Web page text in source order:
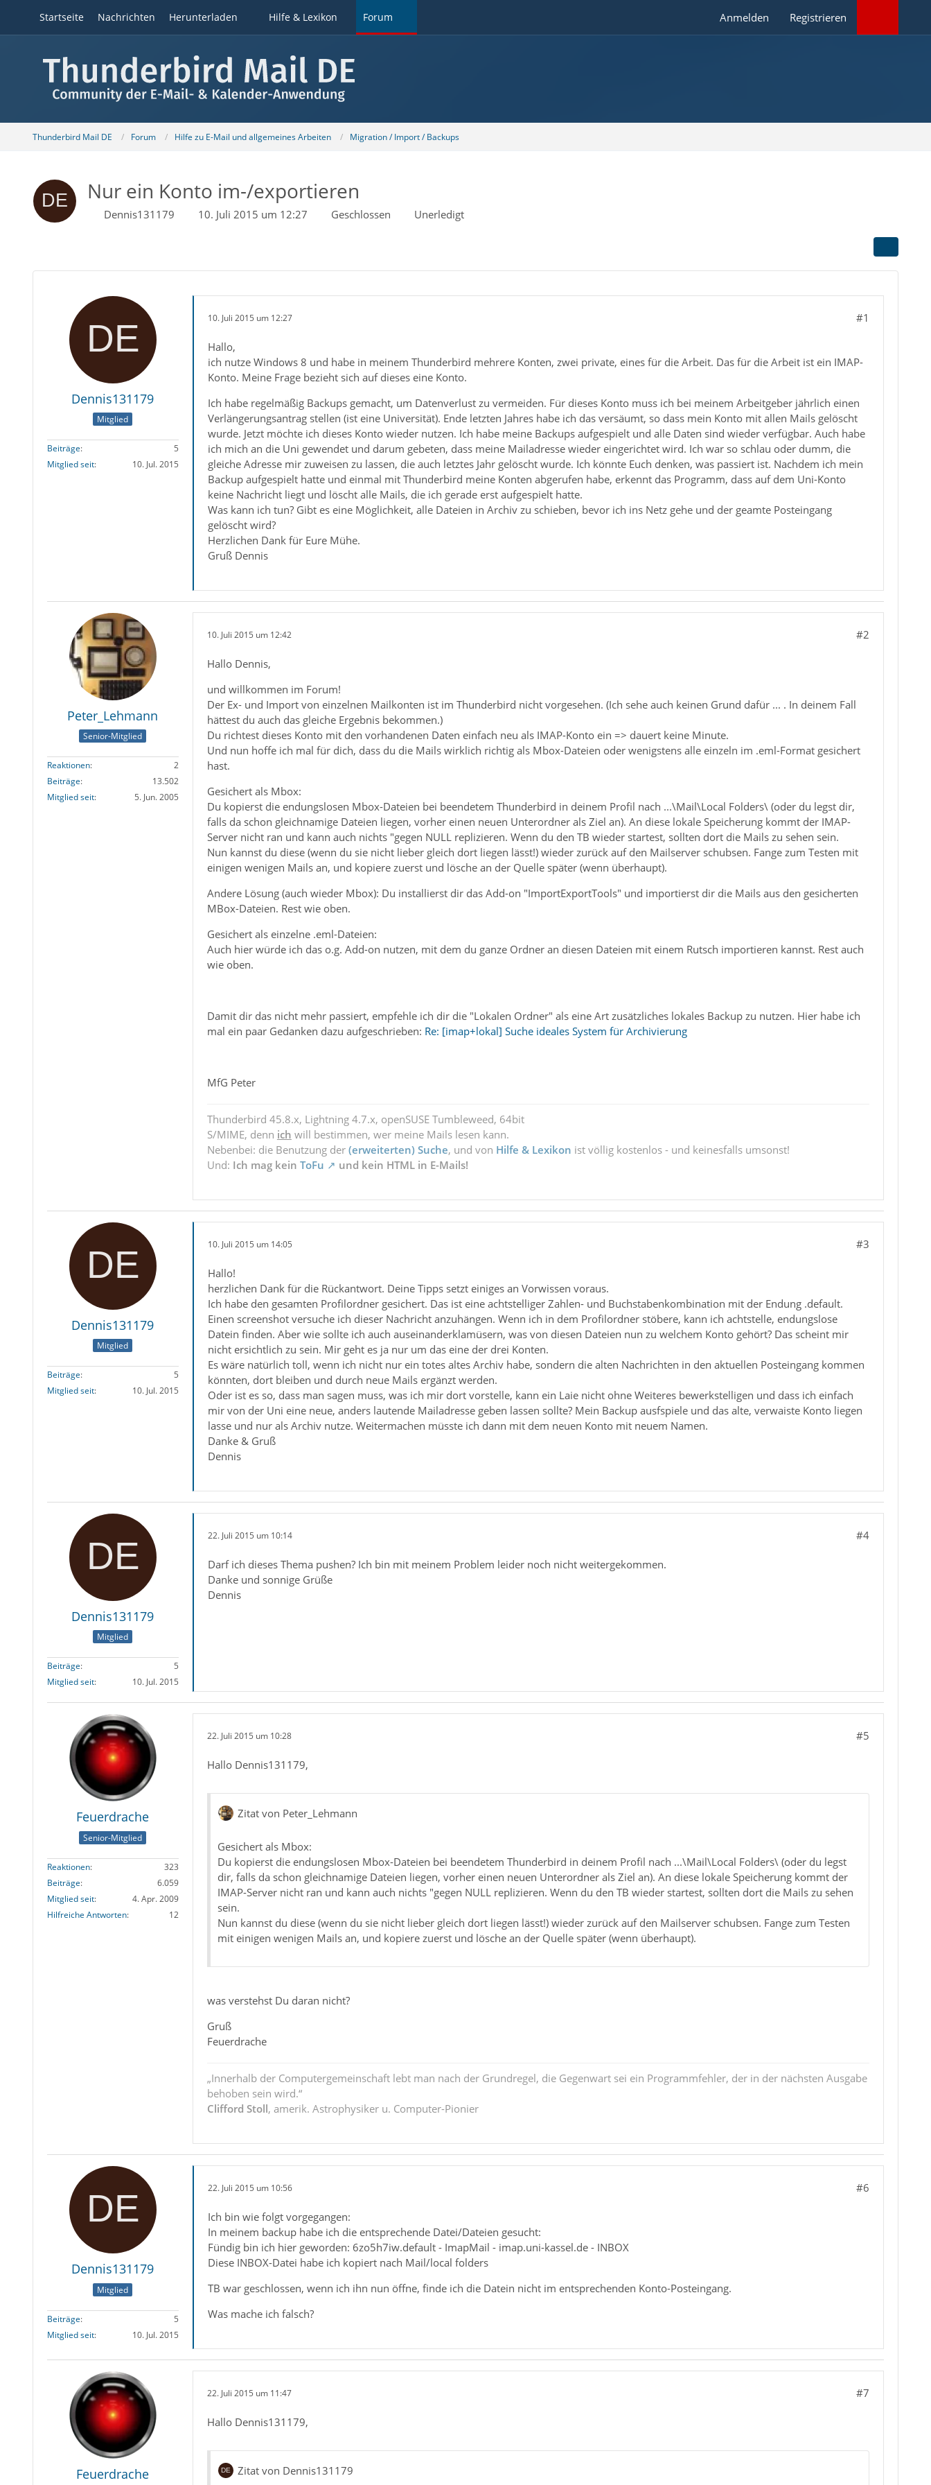
Startseite Nachrichten Herunterladen Hilfe & Lexikon Forum Anmelden Registrieren
Thunderbird Mail DE Forum Hilfe zu E-Mail und allgemeines Arbeiten Migration / Import / Backups
Nur ein Konto im-/exportieren
Dennis131179 10. Juli 2015 um 12:27 Geschlossen Unerledigt
Dennis131179
Mitglied
Beiträge
5
Mitglied seit
10. Jul. 2015
10. Juli 2015 um 12:27 #1
Hallo,
ich nutze Windows 8 und habe in meinem Thunderbird mehrere Konten, zwei private, eines für die Arbeit. Das für die Arbeit ist ein IMAP-
Konto. Meine Frage bezieht sich auf dieses eine Konto.
Ich habe regelmäßig Backups gemacht, um Datenverlust zu vermeiden. Für dieses Konto muss ich bei meinem Arbeitgeber jährlich einen
Verlängerungsantrag stellen (ist eine Universität). Ende letzten Jahres habe ich das versäumt, so dass mein Konto mit allen Mails gelöscht
wurde. Jetzt möchte ich dieses Konto wieder nutzen. Ich habe meine Backups aufgespielt und alle Daten sind wieder verfügbar. Auch habe
ich mich an die Uni gewendet und darum gebeten, dass meine Mailadresse wieder eingerichtet wird. Ich war so schlau oder dumm, die
gleiche Adresse mir zuweisen zu lassen, die auch letztes Jahr gelöscht wurde. Ich könnte Euch denken, was passiert ist. Nachdem ich mein
Backup aufgespielt hatte und einmal mit Thunderbird meine Konten abgerufen habe, erkennt das Programm, dass auf dem Uni-Konto
keine Nachricht liegt und löscht alle Mails, die ich gerade erst aufgespielt hatte.
Was kann ich tun? Gibt es eine Möglichkeit, alle Dateien in Archiv zu schieben, bevor ich ins Netz gehe und der geamte Posteingang
gelöscht wird?
Herzlichen Dank für Eure Mühe.
Gruß Dennis
Peter_Lehmann
Senior-Mitglied
Reaktionen
2
Beiträge
13.502
Mitglied seit
5. Jun. 2005
10. Juli 2015 um 12:42 #2
Hallo Dennis,
und willkommen im Forum!
Der Ex- und Import von einzelnen Mailkonten ist im Thunderbird nicht vorgesehen. (Ich sehe auch keinen Grund dafür ... . In deinem Fall
hättest du auch das gleiche Ergebnis bekommen.)
Du richtest dieses Konto mit den vorhandenen Daten einfach neu als IMAP-Konto ein => dauert keine Minute.
Und nun hoffe ich mal für dich, dass du die Mails wirklich richtig als Mbox-Dateien oder wenigstens alle einzeln im .eml-Format gesichert
hast.
Gesichert als Mbox:
Du kopierst die endungslosen Mbox-Dateien bei beendetem Thunderbird in deinem Profil nach ...\Mail\Local Folders\ (oder du legst dir,
falls da schon gleichnamige Dateien liegen, vorher einen neuen Unterordner als Ziel an). An diese lokale Speicherung kommt der IMAP-
Server nicht ran und kann auch nichts "gegen NULL replizieren. Wenn du den TB wieder startest, sollten dort die Mails zu sehen sein.
Nun kannst du diese (wenn du sie nicht lieber gleich dort liegen lässt!) wieder zurück auf den Mailserver schubsen. Fange zum Testen mit
einigen wenigen Mails an, und kopiere zuerst und lösche an der Quelle später (wenn überhaupt).
Andere Lösung (auch wieder Mbox): Du installierst dir das Add-on "ImportExportTools" und importierst dir die Mails aus den gesicherten
MBox-Dateien. Rest wie oben.
Gesichert als einzelne .eml-Dateien:
Auch hier würde ich das o.g. Add-on nutzen, mit dem du ganze Ordner an diesen Dateien mit einem Rutsch importieren kannst. Rest auch
wie oben.
Damit dir das nicht mehr passiert, empfehle ich dir die "Lokalen Ordner" als eine Art zusätzliches lokales Backup zu nutzen. Hier habe ich
mal ein paar Gedanken dazu aufgeschrieben: Re: [imap+lokal] Suche ideales System für Archivierung
MfG Peter
Thunderbird 45.8.x, Lightning 4.7.x, openSUSE Tumbleweed, 64bit
S/MIME, denn ich will bestimmen, wer meine Mails lesen kann.
Nebenbei: die Benutzung der (erweiterten) Suche, und von Hilfe & Lexikon ist völlig kostenlos - und keinesfalls umsonst!
Und: Ich mag kein ToFu und kein HTML in E-Mails!
Dennis131179
Mitglied
Beiträge
5
Mitglied seit
10. Jul. 2015
10. Juli 2015 um 14:05 #3
Hallo!
herzlichen Dank für die Rückantwort. Deine Tipps setzt einiges an Vorwissen voraus.
Ich habe den gesamten Profilordner gesichert. Das ist eine achtstelliger Zahlen- und Buchstabenkombination mit der Endung .default.
Einen screenshot versuche ich dieser Nachricht anzuhängen. Wenn ich in dem Profilordner stöbere, kann ich achtstelle, endungslose
Datein finden. Aber wie sollte ich auch auseinanderklamüsern, was von diesen Dateien nun zu welchem Konto gehört? Das scheint mir
nicht ersichtlich zu sein. Mir geht es ja nur um das eine der drei Konten.
Es wäre natürlich toll, wenn ich nicht nur ein totes altes Archiv habe, sondern die alten Nachrichten in den aktuellen Posteingang kommen
könnten, dort bleiben und durch neue Mails ergänzt werden.
Oder ist es so, dass man sagen muss, was ich mir dort vorstelle, kann ein Laie nicht ohne Weiteres bewerkstelligen und dass ich einfach
mir von der Uni eine neue, anders lautende Mailadresse geben lassen sollte? Mein Backup ausfspiele und das alte, verwaiste Konto liegen
lasse und nur als Archiv nutze. Weitermachen müsste ich dann mit dem neuen Konto mit neuem Namen.
Danke & Gruß
Dennis
Dennis131179
Mitglied
Beiträge
5
Mitglied seit
10. Jul. 2015
22. Juli 2015 um 10:14 #4
Darf ich dieses Thema pushen? Ich bin mit meinem Problem leider noch nicht weitergekommen.
Danke und sonnige Grüße
Dennis
Feuerdrache
Senior-Mitglied
Reaktionen
323
Beiträge
6.059
Mitglied seit
4. Apr. 2009
Hilfreiche Antworten
12
22. Juli 2015 um 10:28 #5
Hallo Dennis131179,
Zitat von Peter_Lehmann
Gesichert als Mbox:
Du kopierst die endungslosen Mbox-Dateien bei beendetem Thunderbird in deinem Profil nach ...\Mail\Local Folders\ (oder du legst
dir, falls da schon gleichnamige Dateien liegen, vorher einen neuen Unterordner als Ziel an). An diese lokale Speicherung kommt der
IMAP-Server nicht ran und kann auch nichts "gegen NULL replizieren. Wenn du den TB wieder startest, sollten dort die Mails zu sehen
sein.
Nun kannst du diese (wenn du sie nicht lieber gleich dort liegen lässt!) wieder zurück auf den Mailserver schubsen. Fange zum Testen
mit einigen wenigen Mails an, und kopiere zuerst und lösche an der Quelle später (wenn überhaupt).
was verstehst Du daran nicht?
Gruß
Feuerdrache
„Innerhalb der Computergemeinschaft lebt man nach der Grundregel, die Gegenwart sei ein Programmfehler, der in der nächsten Ausgabe
behoben sein wird.“
Clifford Stoll, amerik. Astrophysiker u. Computer-Pionier
Dennis131179
Mitglied
Beiträge
5
Mitglied seit
10. Jul. 2015
22. Juli 2015 um 10:56 #6
Ich bin wie folgt vorgegangen:
In meinem backup habe ich die entsprechende Datei/Dateien gesucht:
Fündig bin ich hier geworden: 6zo5h7iw.default - ImapMail - imap.uni-kassel.de - INBOX
Diese INBOX-Datei habe ich kopiert nach Mail/local folders
TB war geschlossen, wenn ich ihn nun öffne, finde ich die Datein nicht im entsprechenden Konto-Posteingang.
Was mache ich falsch?
Feuerdrache
22. Juli 2015 um 11:47 #7
Hallo Dennis131179,
Zitat von Dennis131179